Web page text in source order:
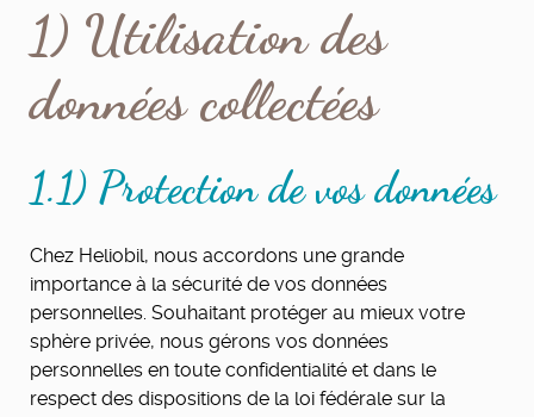
1) Utilisation des
données collectées
1.1) Protection de vos données
Chez Heliobil, nous accordons une grande
importance à la sécurité de vos données
personnelles. Souhaitant protéger au mieux votre
sphère privée, nous gérons vos données
personnelles en toute confidentialité et dans le
respect des dispositions de la loi fédérale sur la